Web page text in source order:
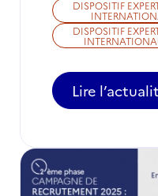
DISPOSITIF
DISPOSITIF
Lire
-